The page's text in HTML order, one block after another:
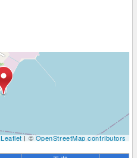
Leaflet| ©OpenStreetMap contributors